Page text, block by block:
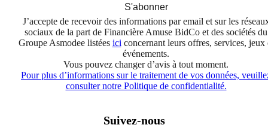
S'abonner
J’accepte de recevoir des informations par email et sur les
sociaux de la part de Financière Amuse BidCo et des sociétés du
Groupe Asmodee listées ici concernant leurs offres, services, jeux
événements.
Vous pouvez changer d’avis à tout moment.
Pour plus d’informations sur le traitement de vos données,
consulter notre Politique de confidentialité.
Suivez-nous